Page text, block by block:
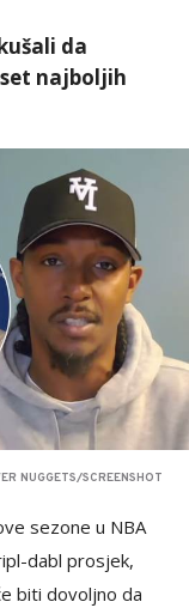
da
najboljih
NUGGETS/SCREENSHOT
sezone u NBA
dabl prosjek,
biti dovoljno da